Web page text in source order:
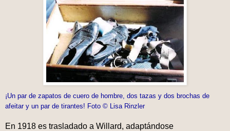
¡Un par de zapatos de cuero de hombre, dos tazas y dos brochas de
afeitar y un par de tirantes! Foto © Lisa Rinzler
En 1918 es trasladado a Willard, adaptándose